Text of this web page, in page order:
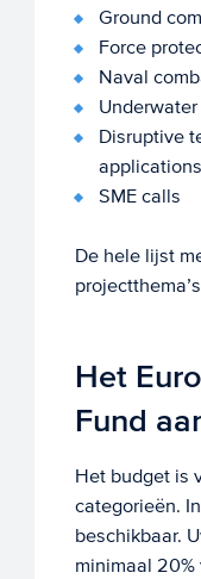
Ground
Force
Naval
Disruptive
applications
SME calls
De hele lijst
Het
Fund
Het budget is
categorieën.
beschikbaar.
minimaal